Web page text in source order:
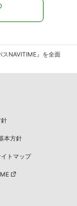
スNAVITIME』を全面
針
本方針
トマップ